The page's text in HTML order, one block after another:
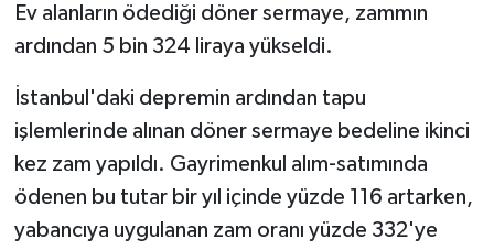
Ev alanların ödediği döner sermaye, zammın
ardından 5 bin 324 liraya yükseldi.
İstanbul'daki depremin ardından tapu
işlemlerinde alınan döner sermaye bedeline ikinci
kez zam yapıldı. Gayrimenkul alım-satımında
ödenen bu tutar bir yıl içinde yüzde 116 artarken,
yabancıya uygulanan zam oranı yüzde 332'ye